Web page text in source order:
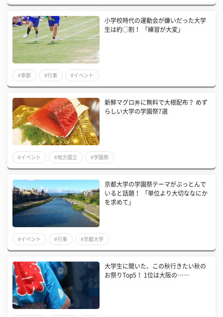
小学校時代の運動会が嫌いだった大学
生は約◯割！ 「練習が大変」
#季節 #行事 #イベント
新鮮マグロ丼に無料で大根配布？ めず
らしい大学の学園祭7選
#イベント #地方国立 #学園祭
​京都大学の学園祭テーマがぶっとんで
いると話題！ 「単位より大切ななにか
を求めて」
#イベント #行事 #京都大学
大学生に聞いた、この秋行きたい秋の
お祭りTop5！ 1位は大阪の……